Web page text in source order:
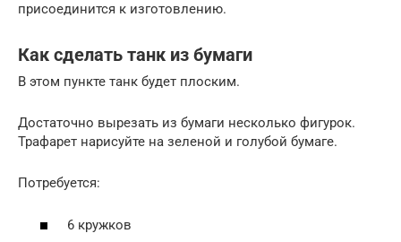
присоединится к изготовлению.
Как сделать танк из бумаги
В этом пункте танк будет плоским.
Достаточно вырезать из бумаги несколько фигурок.
Трафарет нарисуйте на зеленой и голубой бумаге.
Потребуется:
6 кружков